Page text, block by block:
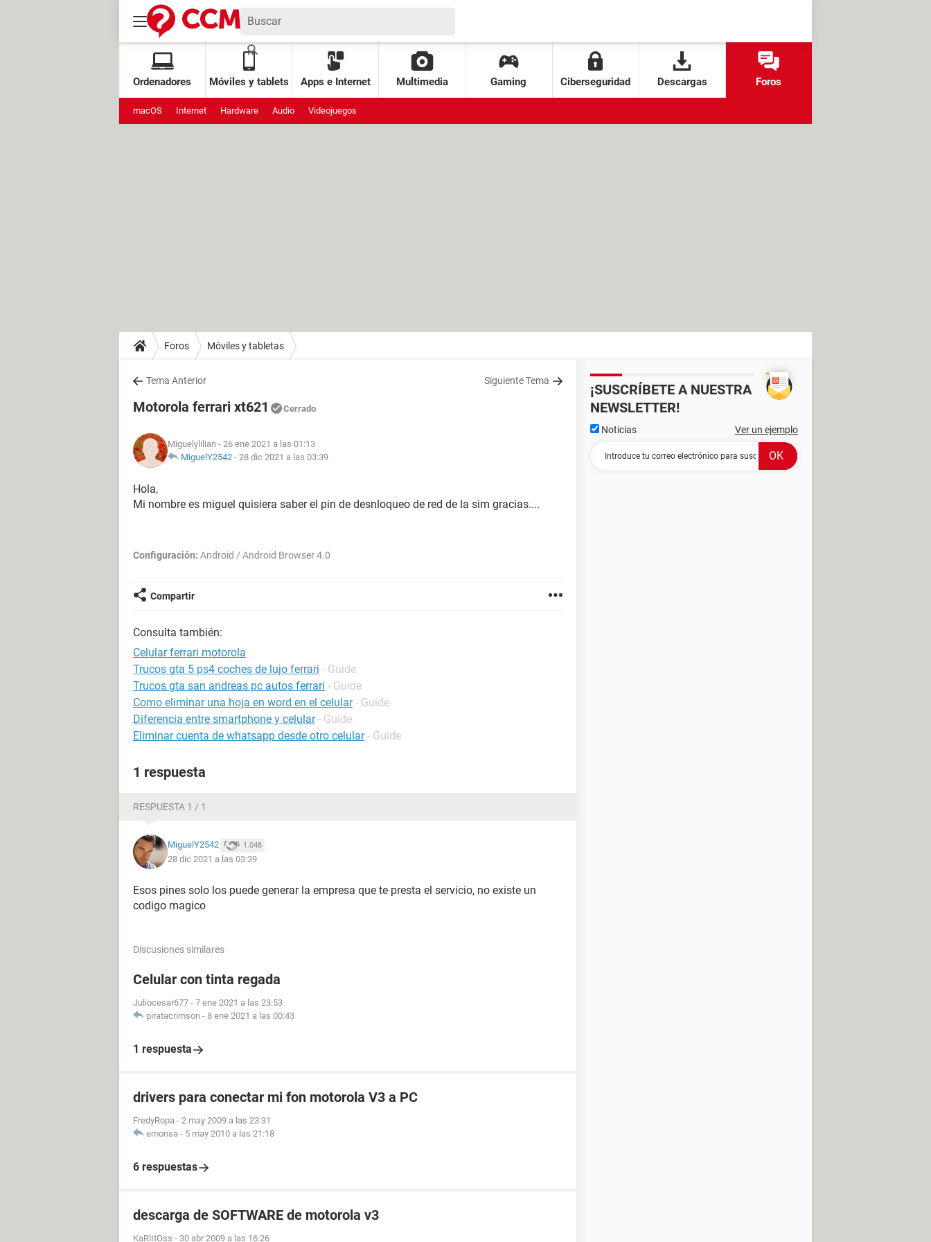
Ordenadores Móviles y tablets Apps e Internet Multimedia Gaming Ciberseguridad Descargas Foros
macOS Internet Hardware Audio Videojuegos
Foros Móviles y tabletas
Tema Anterior Siguiente Tema
Motorola ferrari xt621 Cerrado
Miguelylilian - 26 ene 2021 a las 01:13
MiguelY2542 - 28 dic 2021 a las 03:39
Hola,
Mi nombre es miguel quisiera saber el pin de desnloqueo de red de la sim gracias....
Configuración: Android / Android Browser 4.0
Compartir
Consulta también:
Celular ferrari motorola
Trucos gta 5 ps4 coches de lujo ferrari - Guide
Trucos gta san andreas pc autos ferrari - Guide
Como eliminar una hoja en word en el celular - Guide
Diferencia entre smartphone y celular - Guide
Eliminar cuenta de whatsapp desde otro celular - Guide
1 respuesta
RESPUESTA 1 / 1
MiguelY2542 1.048
28 dic 2021 a las 03:39
Esos pines solo los puede generar la empresa que te presta el servicio, no existe un
codigo magico
Discusiones similares
Celular con tinta regada
Juliocesar677 - 7 ene 2021 a las 23:53
piratacrimson - 8 ene 2021 a las 00:43
1 respuesta
drivers para conectar mi fon motorola V3 a PC
FredyRopa - 2 may 2009 a las 23:31
emonsa - 5 may 2010 a las 21:18
6 respuestas
descarga de SOFTWARE de motorola v3
KaRlItOss - 30 abr 2009 a las 16:26
¡SUSCRÍBETE A NUESTRA
NEWSLETTER!
Noticias Ver un ejemplo